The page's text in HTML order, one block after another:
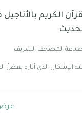
الكريم
المصحف الشريف
الإشكال الذي أثاره بعضُ